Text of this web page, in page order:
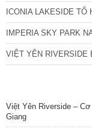
ICONIA LAKESIDE TỐ
IMPERIA SKY PARK
VIỆT YÊN RIVERSIDE
Việt Yên Riverside –
Giang